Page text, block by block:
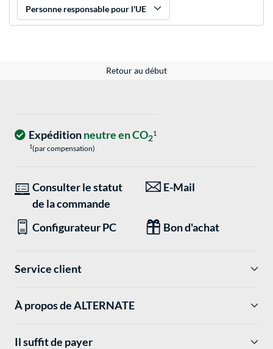
Personne responsable pour l'UE
Retour au début
Expéditionneutre en CO21
1(par compensation)
Consulter le statut
de la commande
E-Mail
Configurateur PC Bon d'achat
Service client
À propos de ALTERNATE
Il suffit de payer